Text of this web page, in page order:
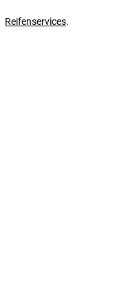
Reifenservices.